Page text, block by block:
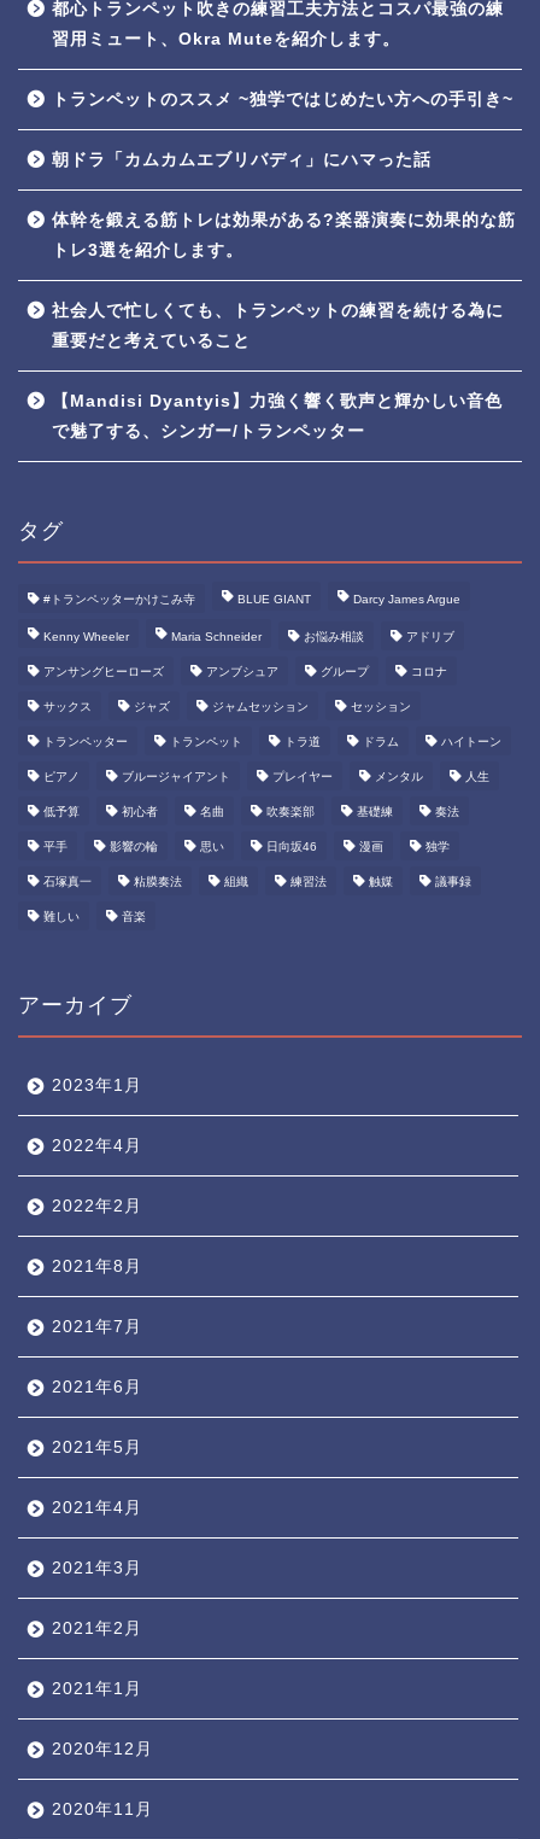
都心トランペット吹きの練習工夫方法とコスパ最強の練
習用ミュート、Okra Muteを紹介します。
トランペットのススメ ~独学ではじめたい方への手引き~
朝ドラ「カムカムエブリバディ」にハマった話
体幹を鍛える筋トレは効果がある?楽器演奏に効果的な筋
トレ3選を紹介します。
社会人で忙しくても、トランペットの練習を続ける為に
重要だと考えていること
【Mandisi Dyantyis】力強く響く歌声と輝かしい音色
で魅了する、シンガー/トランペッター
タグ
#トランペッターかけこみ寺 BLUE GIANT Darcy James Argue
Kenny Wheeler Maria Schneider お悩み相談 アドリブ
アンサングヒーローズ アンブシュア グループ コロナ
サックス ジャズ ジャムセッション セッション
トランペッター トランペット トラ道 ドラム ハイトーン
ピアノ ブルージャイアント プレイヤー メンタル 人生
低予算 初心者 名曲 吹奏楽部 基礎練 奏法
平手 影響の輪 思い 日向坂46 漫画 独学
石塚真一 粘膜奏法 組織 練習法 触媒 議事録
難しい 音楽
アーカイブ
2023年1月
2022年4月
2022年2月
2021年8月
2021年7月
2021年6月
2021年5月
2021年4月
2021年3月
2021年2月
2021年1月
2020年12月
2020年11月